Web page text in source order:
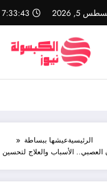
5, 2026
7:33:44 PM
الرئيسيةعيشها ببساطة
العصبي.. الأسباب والعلاج لتحسين